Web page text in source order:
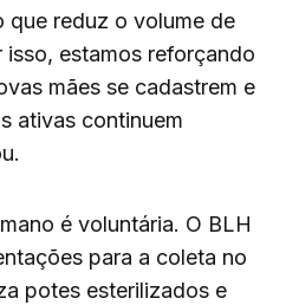
que reduz o volume de
estamos reforçando
mães se cadastrem e
ativas continuem
é voluntária. O BLH
para a coleta no
potes esterilizados e